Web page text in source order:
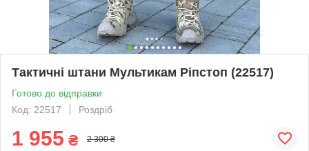
Тактичні штани Мультикам Ріпстоп (22517)
Готово до відправки
Код: 22517
Роздріб
1 955 ₴ 2 300 ₴